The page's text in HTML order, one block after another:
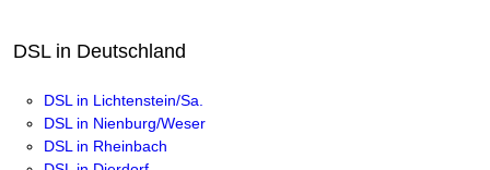
DSL in Deutschland
DSL in Lichtenstein/Sa.
DSL in Nienburg/Weser
DSL in Rheinbach